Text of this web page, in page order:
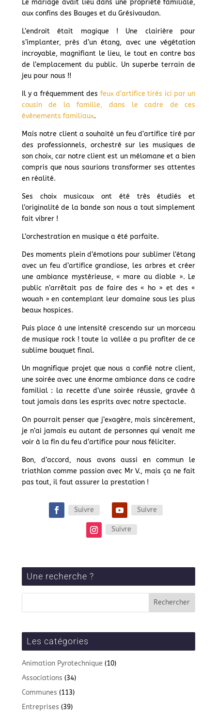
Le mariage avait lieu dans une propriété familiale,
aux confins des Bauges et du Grésivaudan.
L’endroit était magique ! Une clairière pour
s’implanter, près d’un étang, avec une végétation
incroyable, magnifiant le lieu, le tout en contre bas
de l’emplacement du public. Un superbe terrain de
jeu pour nous !!
Il y a fréquemment des feux d’artifice tirés ici par un
cousin de la famille, dans le cadre de ces
évènements familiaux.
Mais notre client a souhaité un feu d’artifice tiré par
des professionnels, orchestré sur les musiques de
son choix, car notre client est un mélomane et a bien
compris que nous saurions transformer ses attentes
en réalité.
Ses choix musicaux ont été très étudiés et
l’originalité de la bande son nous a tout simplement
fait vibrer !
L’orchestration en musique a été parfaite.
Des moments plein d’émotions pour sublimer l’étang
avec un feu d’artifice grandiose, les arbres et créer
une ambiance mystérieuse, « mare au diable ». Le
public n’arrêtait pas de faire des « ho » et des «
wouah » en contemplant leur domaine sous les plus
beaux hospices.
Puis place à une intensité crescendo sur un morceau
de musique rock ! toute la vallée a pu profiter de ce
sublime bouquet final.
Un magnifique projet que nous a confié notre client,
une soirée avec une énorme ambiance dans ce cadre
familial : la recette d’une soirée réussie, gravée à
tout jamais dans les esprits avec notre spectacle.
On pourrait penser que j’exagère, mais sincèrement,
je n’ai jamais eu autant de personnes qui venait me
voir à la fin du feu d’artifice pour nous féliciter.
Bon, d’accord, nous avons aussi en commun le
triathlon comme passion avec Mr V., mais ça ne fait
pas tout, il faut assurer la prestation !
Suivre Suivre
Suivre
Une recherche ?
Les catégories
Animation Pyrotechnique (10)
Associations (34)
Communes (113)
Entreprises (39)